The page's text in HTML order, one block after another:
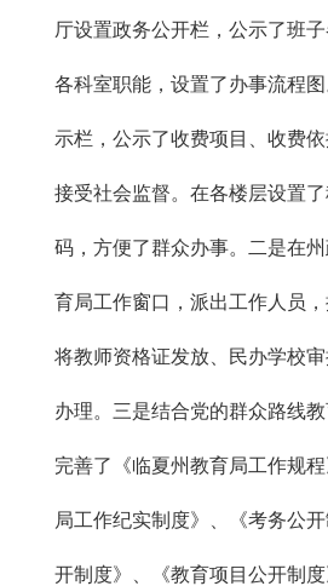
厅设置政务公开栏，公示了班
各科室职能，设置了办事流程
示栏，公示了收费项目、收费依
接受社会监督。在各楼层设置
码，方便了群众办事。二是在
育局工作窗口，派出工作人员
将教师资格证发放、民办学校
办理。三是结合党的群众路线
完善了《临夏州教育局工作规
局工作纪实制度》、《考务公
开制度》、《教育项目公开制